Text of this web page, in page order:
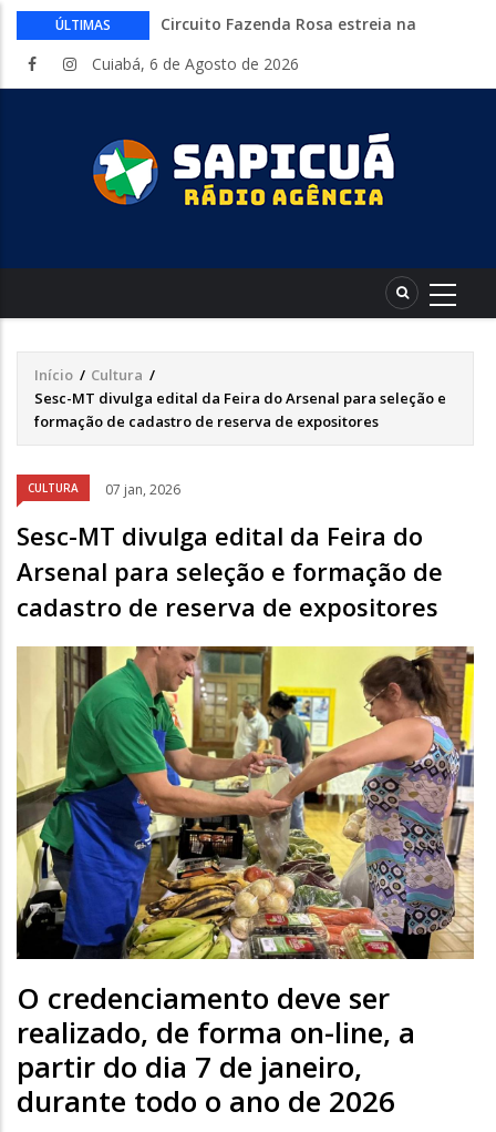
ÚLTIMAS
Circuito Fazenda Rosa estreia na
atividades do agronegócio
sexta-feira
Começa nesta sexta-feira em Cuiabá o
Mato Grosso AgroFestival, com rodeio e
crimes digitais contra menores
CAIXA e iFood facilitam financiamento
entregadores
Cuiabá, 6 de Agosto de 2026
Trilha
de
Início / Cultura /
Sesc-MT divulga edital da Feira do Arsenal para seleção e
formação de cadastro de reserva de expositores
CULTURA 07 jan, 2026
Sesc-MT divulga edital da Feira do
Arsenal para seleção e formação de
cadastro de reserva de expositores
O credenciamento deve ser
realizado, de forma on-line, a
partir do dia 7 de janeiro,
durante todo o ano de 2026